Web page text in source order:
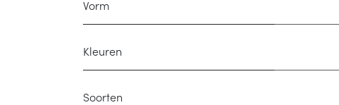
Vorm
Kleuren
Soorten